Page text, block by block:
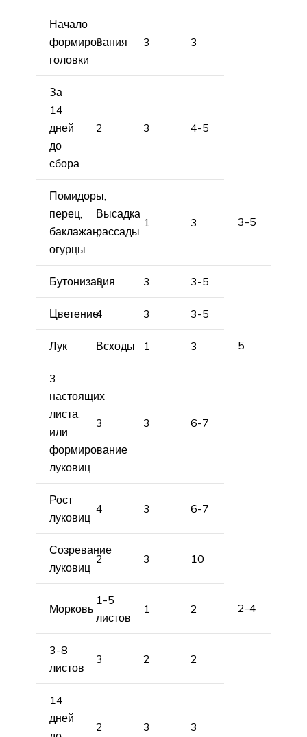
Начало
формирования
головки
3 3 3
За
14
дней
до
сбора
2 3 4-5
Помидоры,
перец,
баклажан,
огурцы
Высадка
рассады
1 3 3-5
Бутонизация
3 3 3-5
Цветение4 3 3-5
Лук Всходы 1 3 5
3
настоящих
листа,
или
формирование
луковиц
3 3 6-7
Рост
луковиц
4 3 6-7
Созревание
луковиц
2 3 10
Морковь
1-5
листов
1 2 2-4
3-8
листов
3 2 2
14
дней
2 3 3